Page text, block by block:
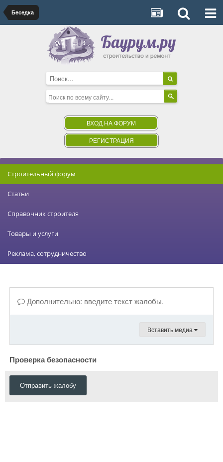
Беседка
ВХОД НА ФОРУМ
РЕГИСТРАЦИЯ
Строительный форум
Статьи
Справочник строителя
Товары и услуги
Реклама, сотрудничество
Дополнительно: введите текст жалобы.
Вставить медиа
Проверка безопасности
Отправить жалобу